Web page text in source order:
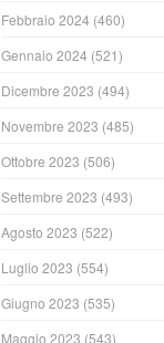
Febbraio 2024 (460)
Gennaio 2024 (521)
Dicembre 2023 (494)
Novembre 2023 (485)
Ottobre 2023 (506)
Settembre 2023 (493)
Agosto 2023 (522)
Luglio 2023 (554)
Giugno 2023 (535)
Maggio 2023 (543)